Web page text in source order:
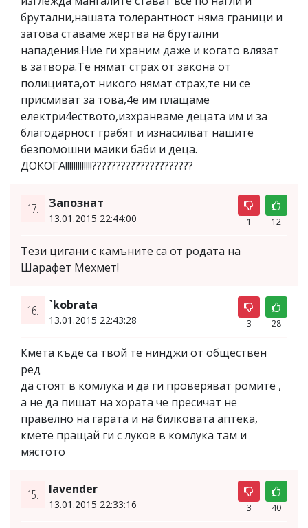
брутални,нашата толерантност няма граници и
затова ставаме жертва на брутални
нападения.Ние ги храним даже и когато влязат
в затвора.Те нямат страх от закона от
полицията,от никого нямат страх,те ни се
присмиват за това,4е им плащаме
електри4еството,изхранваме децата им и за
благодарност грабят и изнасилват нашите
безпомошни маики баби и деца.
ДОКОГА!!!!!!!!!!!!!?????????????????????
17. Запознат
13.01.2015 22:44:00 1 12
Тези цигани с камъните са от родата на
Шарафет Мехмет!
16. `kobrata
13.01.2015 22:43:28 3 28
Кмета къде са твой те нинджи от обществен
ред
да стоят в комлука и да ги проверяват ромите ,
а не да пишат на хората че пресичат не
правелно на гарата и на билковата аптека,
кмете пращай ги с луков в комлука там и
мястото
15. lavender
13.01.2015 22:33:16 3 40